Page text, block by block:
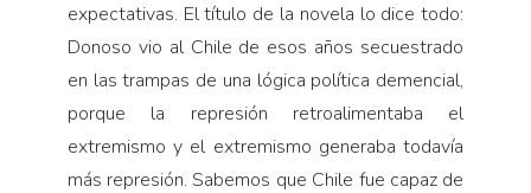
expectativas. El título de la novela lo dice todo:
Donoso vio al Chile de esos años secuestrado
en las trampas de una lógica política demencial,
porque la represión retroalimentaba el
extremismo y el extremismo generaba todavía
más represión. Sabemos que Chile fue capaz de